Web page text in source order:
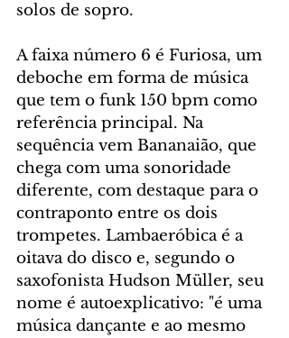
solos de sopro.
A faixa número 6 é Furiosa, um
deboche em forma de música
que tem o funk 150 bpm como
referência principal. Na
sequência vem Bananaião, que
chega com uma sonoridade
diferente, com destaque para o
contraponto entre os dois
trompetes. Lambaeróbica é a
oitava do disco e, segundo o
saxofonista Hudson Müller, seu
nome é autoexplicativo: "é uma
música dançante e ao mesmo